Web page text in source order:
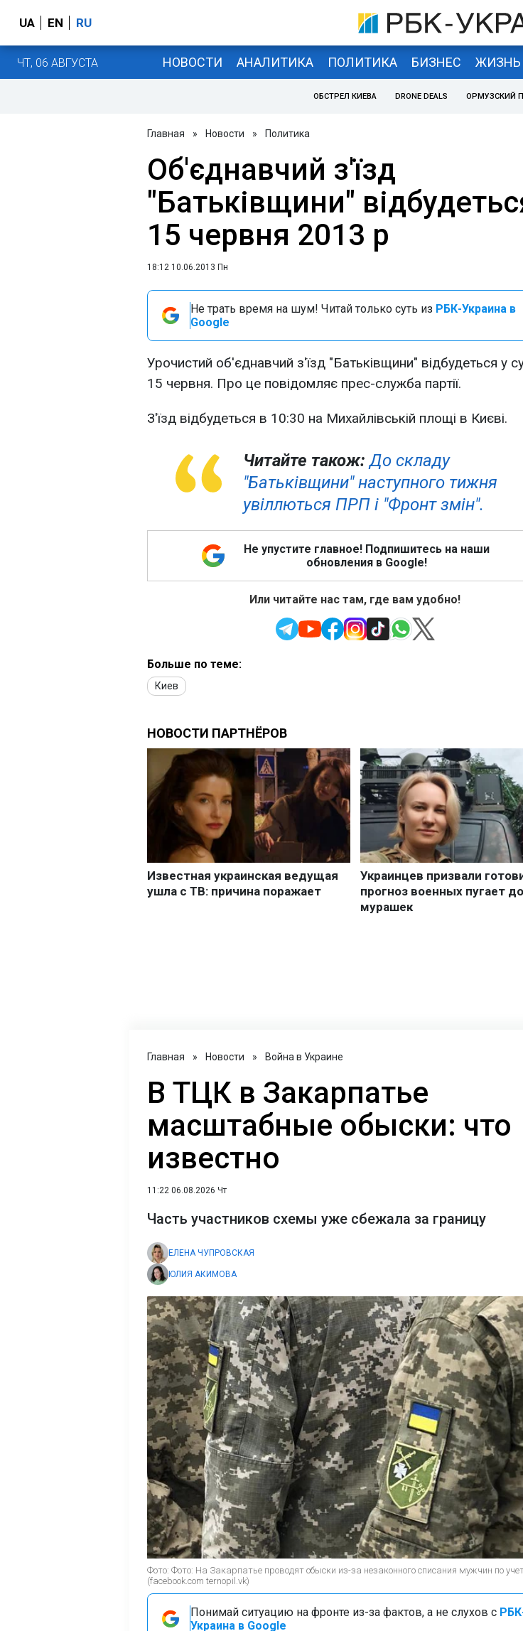
UA EN RU
ЧТ, 06 АВГУСТА НОВОСТИ АНАЛИТИКА ПОЛИТИКА БИЗНЕС ЖИЗНЬ
ОБСТРЕЛ КИЕВА DRONE DEALS ОРМУЗСКИЙ
Главная » Новости » Политика
Об'єднавчий з'їзд
"Батьківщини"
15 червня 2013 р
18:12 10.06.2013 Пн
Не трать время на шум! Читай только суть из РБК-Украина в
Google
Урочистий об'єднавчий з'їзд "Батьківщини" відбудеться у
15 червня. Про це повідомляє прес-служба партії.
З'їзд відбудеться в 10:30 на Михайлівській площі в Києві.
Читайте також:До складу
"Батьківщини" наступного тижня
увіллються ПРП і "Фронт змін".
Не упустите главное! Подпишитесь на наши
обновления в Google!
Или читайте нас там, где вам удобно!
Больше по теме:
Киев
Главная » Новости » Война в Украине
В ТЦК в Закарпатье
масштабные обыски: что
известно
11:22 06.08.2026 Чт
Часть участников схемы уже сбежала за границу
ЕЛЕНА ЧУПРОВСКАЯ
ЮЛИЯ АКИМОВА
Фото: Фото: На Закарпатье проводят обыски из-за незаконного списания мужчин по
(facebook.com ternopil.vk)
Понимай ситуацию на фронте из-за фактов, а не слухов с
Украина в Google